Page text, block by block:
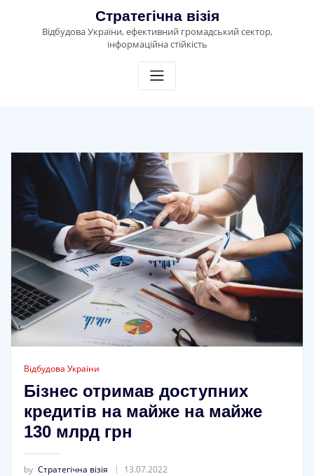
Стратегічна візія
Відбудова України, ефективний громадський сектор,
інформаційна стійкість
Відбудова України
Бізнес отримав доступних
кредитів на майже на майже
130 млрд грн
by Стратегічна візія 13.07.2022